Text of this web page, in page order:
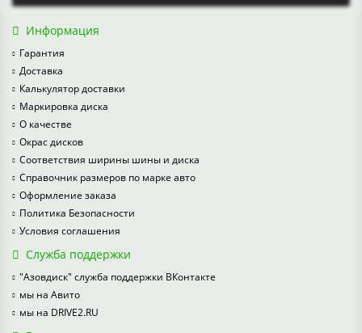
Информация
Гарантия
Доставка
Калькулятор доставки
Маркировка диска
О качестве
Окрас дисков
Соответствия ширины шины и диска
Справочник размеров по марке авто
Оформление заказа
Политика Безопасности
Условия соглашения
Служба поддержки
"Азовдиск" служба поддержки ВКонтакте
мы на Авито
мы на DRIVE2.RU